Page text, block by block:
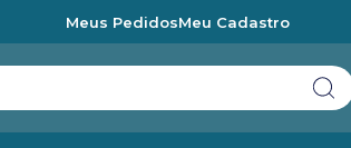
Meus PedidosMeu Cadastro